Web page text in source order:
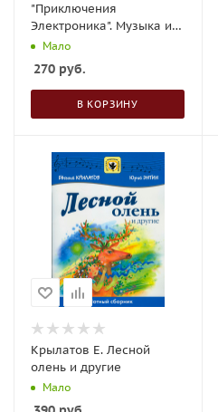
"Приключения
Электроника". Музыка из
фильма
Мало
270 руб.
В КОРЗИНУ
Крылатов Е. Лесной
олень и другие
Мало